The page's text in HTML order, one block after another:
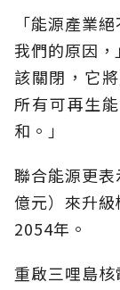
「能源產業
我們的原因
該關閉，它
所有可再生
和。」
聯合能源更
億元）來升
2054年。
重啟三哩島